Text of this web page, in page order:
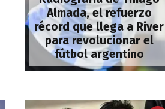
Almada, el refuerzo
récord que llega a River
para revolucionar el
fútbol argentino